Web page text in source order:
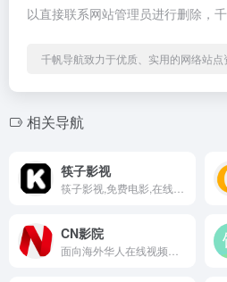
以直接联系网站管理员进行删除，
千帆导航致力于优质、实用的网络站点
相关导航
筷子影视
CN影院